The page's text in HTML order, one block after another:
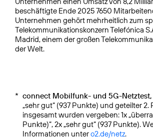
beschäftigte Ende 2025 7650
Unternehmen gehört mehrheitlich zum
Telekommunikationskonzern Telefónica
Madrid, einem der großen
der Welt.
* connect Mobilfunk- und 5G-Netztest,
„sehr gut“ (937 Punkte) und geteilter 2.
insgesamt wurden vergeben: 1x
Punkte)“, 2x „sehr gut“ (937 Punkte).
Informationen untero2.de/netz.